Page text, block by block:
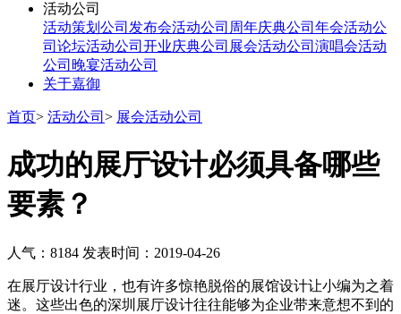
活动公司
活动策划公司 发布会活动公司 周年庆典公司 年会活动公
司 论坛活动公司 开业庆典公司 展会活动公司 演唱会活动
公司 晚宴活动公司
关于嘉御
首页> 活动公司 > 展会活动公司
成功的展厅设计必须具备哪些
要素？
人气：8184 发表时间：2019-04-26
在展厅设计行业，也有许多惊艳脱俗的展馆设计让小编为之着
迷。这些出色的深圳展厅设计往往能够为企业带来意想不到的